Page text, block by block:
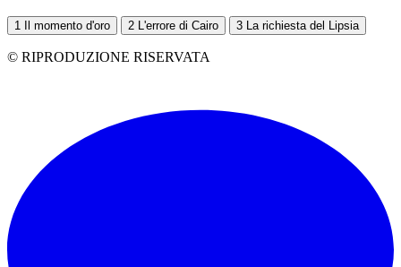
1 Il momento d'oro 2 L'errore di Cairo 3 La richiesta del Lipsia
© RIPRODUZIONE RISERVATA